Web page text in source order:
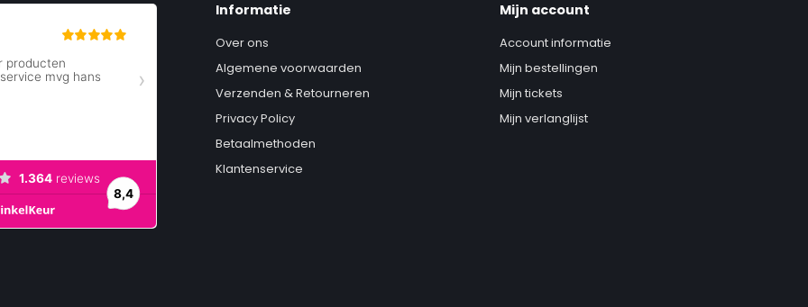
Informatie
Over ons
Algemene voorwaarden
Verzenden & Retourneren
Privacy Policy
Betaalmethoden
Klantenservice
Mijn account
Account informatie
Mijn bestellingen
Mijn tickets
Mijn verlanglijst